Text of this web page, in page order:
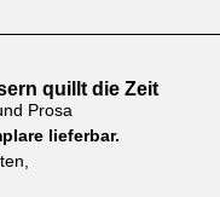
quillt die Zeit
Prosa
lieferbar.